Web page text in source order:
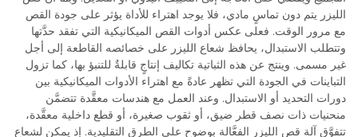
الليزر يتم دون تماسٍ مادي، فلا يوجد اهتراء للأداة يؤثر على جودة القص
مع مرور الوقت. فعلى عكس أدوات القص الميكانيكية التي تفقد حدَّتها
وتتطلب الاستبدال، يحافظ شعاع الليزر على خصائصه القاطعة إلى أجل
غير مسمى. وينتج عن هذه الثباتية تكاليف إنتاجٍ قابلةٌ للتنبؤ بها، كما تزول
التباينات في الجودة التي تظهر عادةً مع اهتراء الأدوات الميكانيكية بين
دورات التحديد أو الاستبدال. وعند العمل مع هندسات معقَّدة تتضمَّن
منحنيات ذات نصف قطر ضيق، أو ثقوب صغيرة، أو قطع داخلية معقَّدة،
تتفوَّق آلة قص الليزر الفعَّالة بوضوحٍ على الطرق التقليدية. إذ يمكن لشعاع